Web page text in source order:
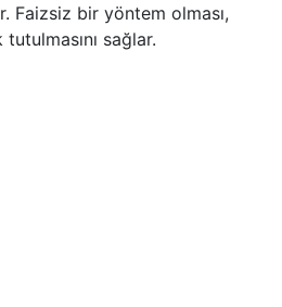
Faizsiz bir yöntem olması,
sağlar.